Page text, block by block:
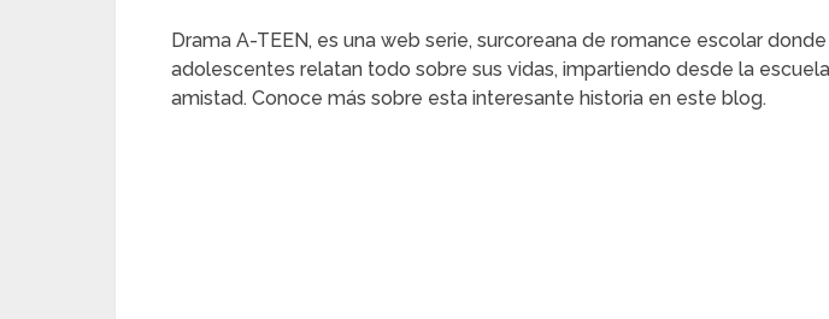
Drama A-TEEN, es una web serie, surcoreana de romance escolar
adolescentes relatan todo sobre sus vidas, impartiendo desde la
amistad. Conoce más sobre esta interesante historia en este blog.